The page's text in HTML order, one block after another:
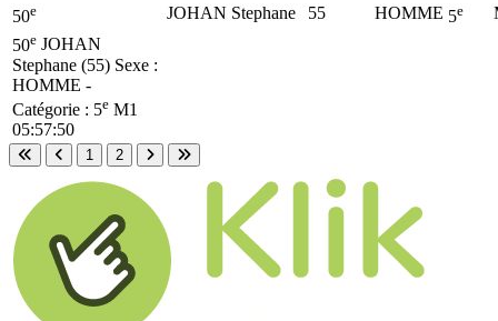
50e JOHAN Stephane 55 HOMME 5e
50e JOHAN
Stephane (55) Sexe :
HOMME -
Catégorie : 5e M1
05:57:50
Première page
Page précédente
1
2
Page suivante
Dernière page